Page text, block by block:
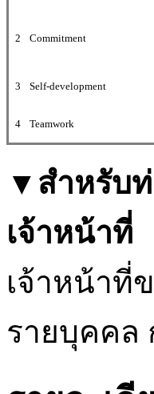
2 Commitment
3 Self-development
4 Teamwork
▼สำหรับท่
เจ้าหน้าที่
เจ้าหน้าที่
รายบุคคล